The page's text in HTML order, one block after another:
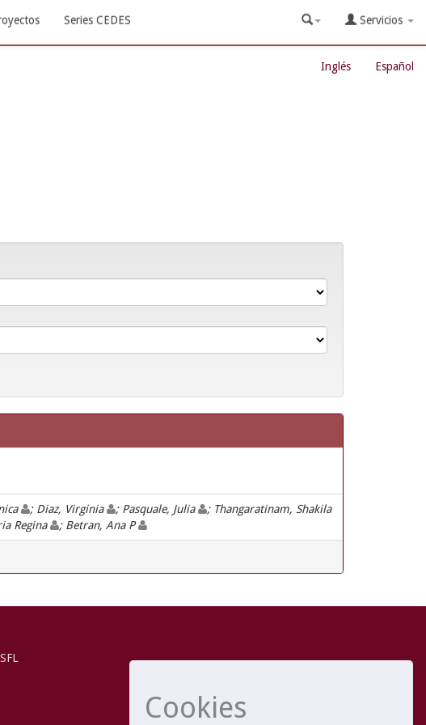
Cookies
Series CEDES Servicios
Inglés Español
; Diaz, Virginia ; Pasquale, Julia
; Thangaratinam, Shakila
Regina ; Betran, Ana P